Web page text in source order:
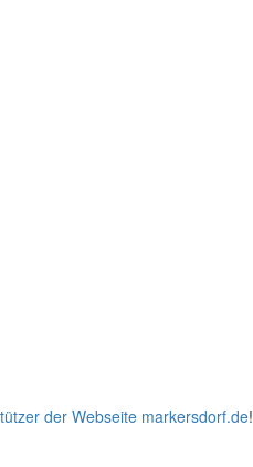
der Webseite markersdorf.de!